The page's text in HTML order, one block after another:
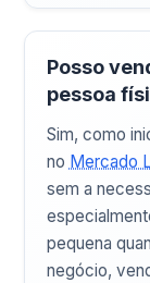
Posso
pessoa
Sim, como
no Mercado
sem a
pequena
negócio,